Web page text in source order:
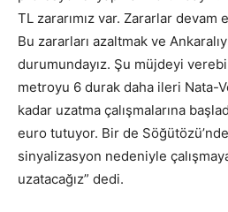
TL zararımız var. Zararlar
Bu zararları azaltmak ve
durumundayız. Şu müjdeyi
metroyu 6 durak daha ileri Nata-
kadar uzatma çalışmalarına
euro tutuyor. Bir de
sinyalizasyon nedeniyle
uzatacağız” dedi.